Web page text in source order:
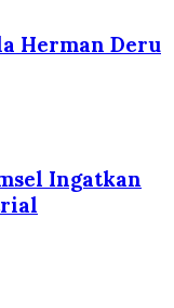
Herman Deru
Ingatkan